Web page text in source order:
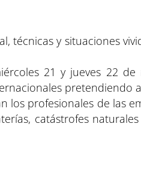
técnicas y situaciones
21 y jueves 22 de
pretendiendo
los profesionales de las
catástrofes